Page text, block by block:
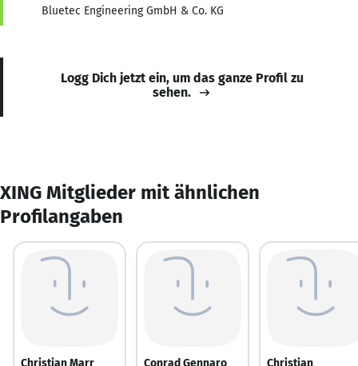
Bluetec Engineering GmbH & Co. KG
Logg Dich jetzt ein, um das ganze Profil zu
sehen.
XING Mitglieder mit ähnlichen
Profilangaben
Christian Marr Conrad Gennaro
Christian